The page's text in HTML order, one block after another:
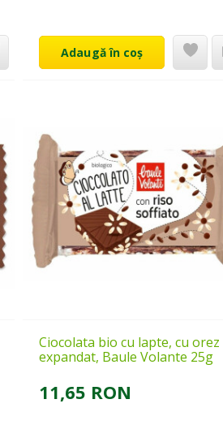
Adaugă în coș
Ciocolata bio cu lapte, cu orez
expandat, Baule Volante 25g
11,65 RON